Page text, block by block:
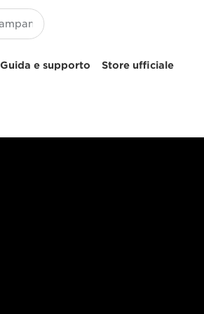
Guida e supporto Store ufficiale